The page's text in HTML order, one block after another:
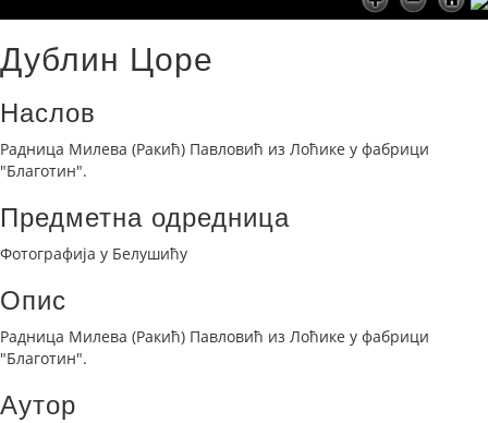
Дублин Цоре
Наслов
Радница Милева (Ракић) Павловић из Лоћике у фабрици
"Благотин".
Предметна одредница
Фотографија у Белушићу
Опис
Радница Милева (Ракић) Павловић из Лоћике у фабрици
"Благотин".
Аутор